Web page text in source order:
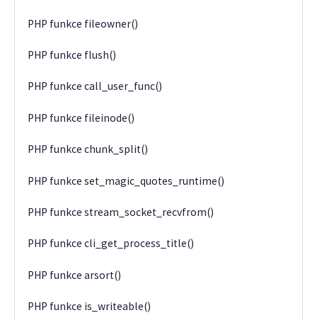
PHP funkce fileowner()
PHP funkce flush()
PHP funkce call_user_func()
PHP funkce fileinode()
PHP funkce chunk_split()
PHP funkce set_magic_quotes_runtime()
PHP funkce stream_socket_recvfrom()
PHP funkce cli_get_process_title()
PHP funkce arsort()
PHP funkce is_writeable()